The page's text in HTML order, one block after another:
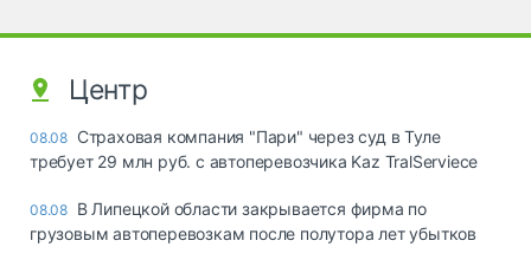
Центр
08.08 Страховая компания "Пари" через суд в Туле
требует 29 млн руб. с автоперевозчика Kaz TralServiece
08.08 В Липецкой области закрывается фирма по
грузовым автоперевозкам после полутора лет убытков